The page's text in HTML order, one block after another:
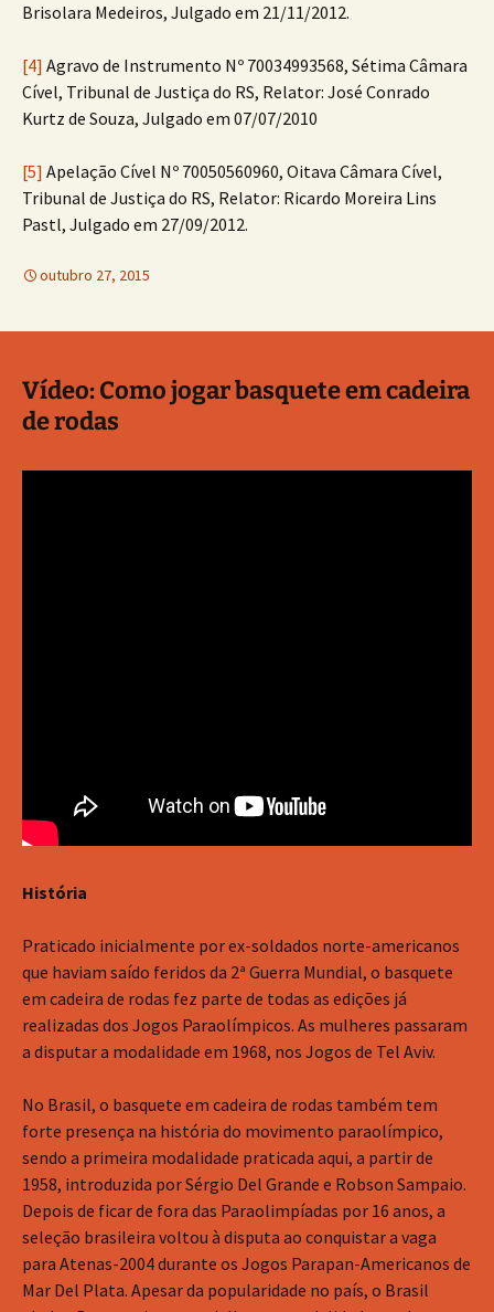
Brisolara Medeiros, Julgado em 21/11/2012.
[4] Agravo de Instrumento Nº 70034993568, Sétima Câmara
Cível, Tribunal de Justiça do RS, Relator: José Conrado
Kurtz de Souza, Julgado em 07/07/2010
[5] Apelação Cível Nº 70050560960, Oitava Câmara Cível,
Tribunal de Justiça do RS, Relator: Ricardo Moreira Lins
Pastl, Julgado em 27/09/2012.
outubro 27, 2015
Vídeo: Como jogar basquete em cadeira
de rodas
História
Praticado inicialmente por ex-soldados norte-americanos
que haviam saído feridos da 2ª Guerra Mundial, o basquete
em cadeira de rodas fez parte de todas as edições já
realizadas dos Jogos Paraolímpicos. As mulheres passaram
a disputar a modalidade em 1968, nos Jogos de Tel Aviv.
No Brasil, o basquete em cadeira de rodas também tem
forte presença na história do movimento paraolímpico,
sendo a primeira modalidade praticada aqui, a partir de
1958, introduzida por Sérgio Del Grande e Robson Sampaio.
Depois de ficar de fora das Paraolimpíadas por 16 anos, a
seleção brasileira voltou à disputa ao conquistar a vaga
para Atenas-2004 durante os Jogos Parapan-Americanos de
Mar Del Plata. Apesar da popularidade no país, o Brasil